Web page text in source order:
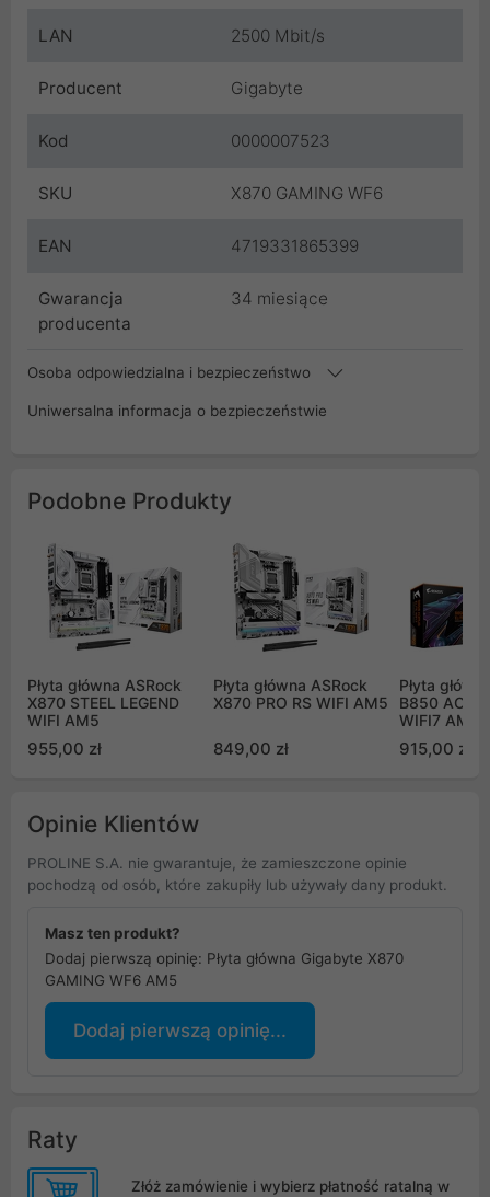
LAN 2500 Mbit/s
Producent Gigabyte
Kod 0000007523
SKU X870 GAMING WF6
EAN 4719331865399
Gwarancja
producenta
34 miesiące
Osoba odpowiedzialna i bezpieczeństwo
Uniwersalna informacja o bezpieczeństwie
Podobne Produkty
Płyta główna ASRock
X870 STEEL LEGEND
WIFI AM5
955,00 zł
Płyta główna ASRock
X870 PRO RS WIFI AM5
849,00 zł
Płyta
B850
WIFI7 AM5
915,00 zł
Opinie Klientów
PROLINE S.A. nie gwarantuje, że zamieszczone opinie
pochodzą od osób, które zakupiły lub używały dany produkt.
Masz ten produkt?
Dodaj pierwszą opinię: Płyta główna Gigabyte X870
GAMING WF6 AM5
Dodaj pierwszą opinię...
Raty
Złóż zamówienie i wybierz płatność ratalną w